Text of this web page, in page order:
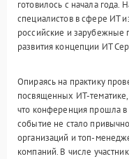
готовилось с начала
специалистов в сфере ИТ
российские и зарубежные
развития концепции ИТ
Опираясь на практику
посвященных ИТ-
что конференция прошла
событие не стало
организаций и топ-
компаний. В числе